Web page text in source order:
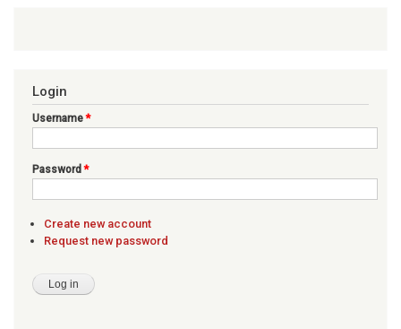
Login
Username*
Password*
Create new account
Request new password